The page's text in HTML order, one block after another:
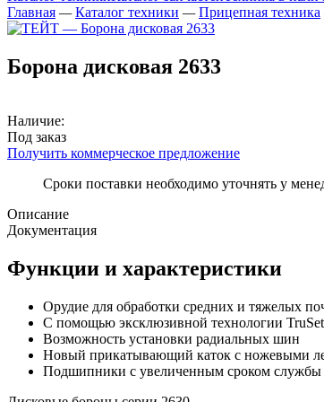
Главная — Каталог техники — Прицепная техника
Борона дисковая 2633
Наличие:
Под заказ
Получить коммерческое предложение
Сроки поставки необходимо уточнять у
Описание
Документация
Функции и характеристики
Орудие для обработки средних и тяжелых
С помощью эксклюзивной технологии
Возможность установки радиальных шин
Новый прикатывающий каток с ножевыми
Подшипники с увеличенным сроком службы